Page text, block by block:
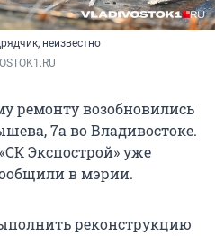
неизвестно
ремонту возобновились
7а во Владивостоке.
Экспострой» уже
в мэрии.
реконструкцию